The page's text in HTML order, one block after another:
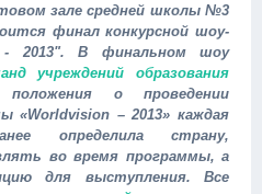
зале средней школы №3
финал конкурсной шоу-
- 2013". В финальном шоу
учреждений образования
положения о проведении
«Worldvision – 2013» каждая
определила страну,
во время программы, а
для выступления. Все